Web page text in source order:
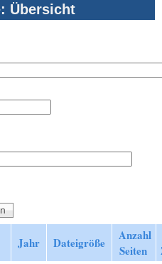
Übersicht
Jahr Dateigröße
Anzahl
Seiten